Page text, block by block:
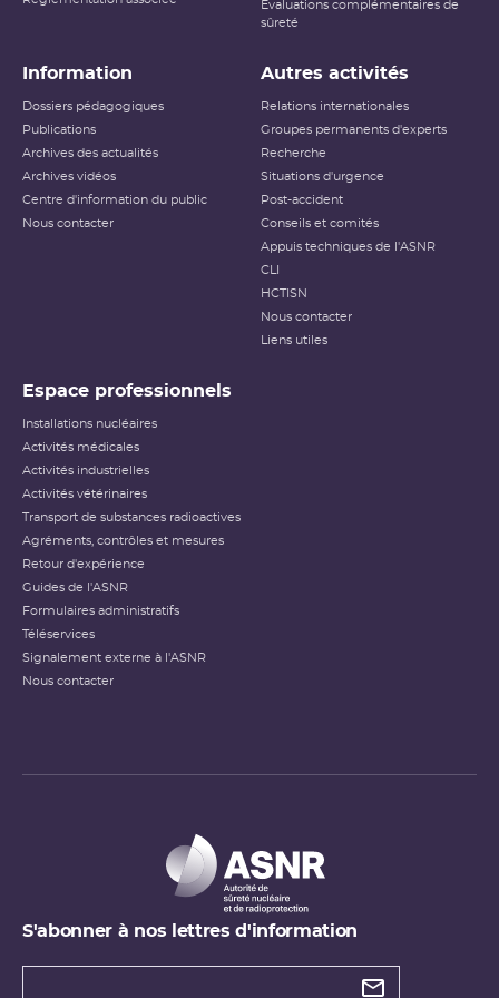
Évaluations complémentaires de
sûreté
Information
Dossiers pédagogiques
Publications
Archives des actualités
Archives vidéos
Centre d'information du public
Nous contacter
Autres activités
Relations internationales
Groupes permanents d'experts
Recherche
Situations d'urgence
Post-accident
Conseils et comités
Appuis techniques de l'ASNR
CLI
HCTISN
Nous contacter
Liens utiles
Espace professionnels
Installations nucléaires
Activités médicales
Activités industrielles
Activités vétérinaires
Transport de substances radioactives
Agréments, contrôles et mesures
Retour d'expérience
Guides de l'ASNR
Formulaires administratifs
Téléservices
Signalement externe à l'ASNR
Nous contacter
S'abonner à nos lettres d'information
Types de